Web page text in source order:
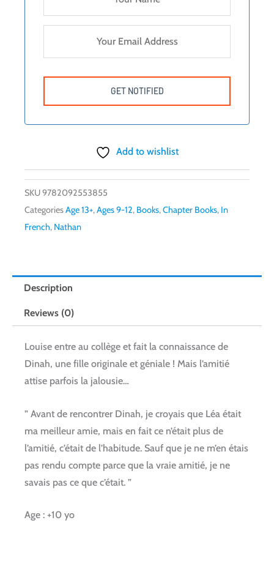
Add to wishlist
SKU9782092553855
CategoriesAge 13+,Ages 9-12, Books,Chapter Books, In
French, Nathan
Description
Reviews (0)
Louise entre au collège et fait la connaissance de
Dinah, une fille originale et géniale ! Mais l’amitié
attise parfois la jalousie…
” Avant de rencontrer Dinah, je croyais que Léa était
ma meilleur amie, mais en fait ce n’était plus de
l’amitié, c’était de l’habitude. Sauf que je ne m’en étais
pas rendu compte parce que la vraie amitié, je ne
savais pas ce que c’était. ”
Age : +10 yo